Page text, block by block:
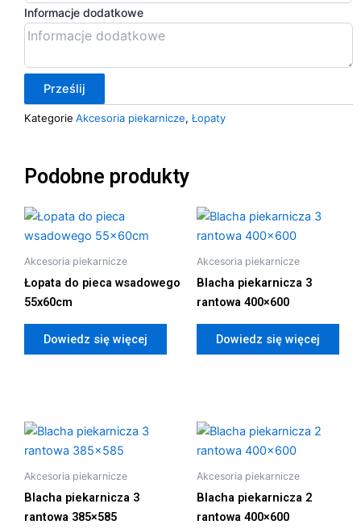
Informacje dodatkowe
Prześlij
Kategorie Akcesoria piekarnicze, Łopaty
Podobne produkty
Akcesoria piekarnicze
Łopata do pieca wsadowego
55x60cm
Dowiedz się więcej
Akcesoria piekarnicze
Blacha piekarnicza 3
rantowa 400×600
Dowiedz się więcej
Akcesoria piekarnicze
Blacha piekarnicza 3
rantowa 385×585
Akcesoria piekarnicze
Blacha piekarnicza 2
rantowa 400×600